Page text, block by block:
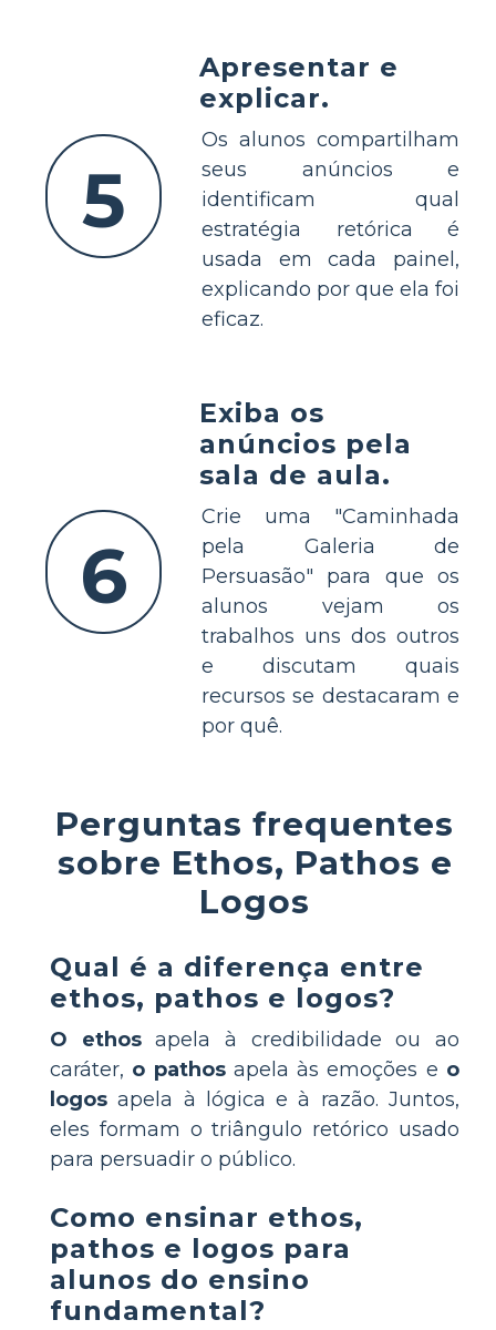
5
Apresentar e
explicar.
Os alunos compartilham
seus anúncios e
identificam qual
estratégia retórica é
usada em cada painel,
explicando por que ela foi
eficaz.
6
Exiba os
anúncios pela
sala de aula.
Crie uma "Caminhada
pela Galeria de
Persuasão" para que os
alunos vejam os
trabalhos uns dos outros
e discutam quais
recursos se destacaram e
por quê.
Perguntas frequentes
sobre Ethos, Pathos e
Logos
Qual é a diferença entre
ethos, pathos e logos?
O ethosapela à credibilidade ou ao
caráter, o pathosapela às emoções e o
logos apela à lógica e à razão. Juntos,
eles formam o triângulo retórico usado
para persuadir o público.
Como ensinar ethos,
pathos e logos para
alunos do ensino
fundamental?